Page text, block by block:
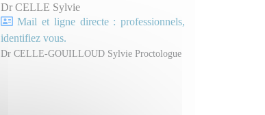
Dr CELLE Sylvie
Mail et ligne directe : professionnels,
identifiez vous.
Dr CELLE-GOUILLOUD Sylvie Proctologue